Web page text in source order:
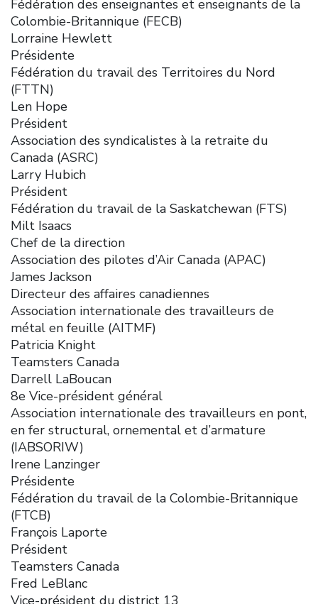
Fédération des enseignantes et enseignants de la
Colombie-Britannique (FECB)
Lorraine Hewlett
Présidente
Fédération du travail des Territoires du Nord
(FTTN)
Len Hope
Président
Association des syndicalistes à la retraite du
Canada (ASRC)
Larry Hubich
Président
Fédération du travail de la Saskatchewan (FTS)
Milt Isaacs
Chef de la direction
Association des pilotes d’Air Canada (APAC)
James Jackson
Directeur des affaires canadiennes
Association internationale des travailleurs de
métal en feuille (AITMF)
Patricia Knight
Teamsters Canada
Darrell LaBoucan
8e Vice-président général
Association internationale des travailleurs en pont,
en fer structural, ornemental et d’armature
(IABSORIW)
Irene Lanzinger
Présidente
Fédération du travail de la Colombie-Britannique
(FTCB)
François Laporte
Président
Teamsters Canada
Fred LeBlanc
Vice-président du district 13